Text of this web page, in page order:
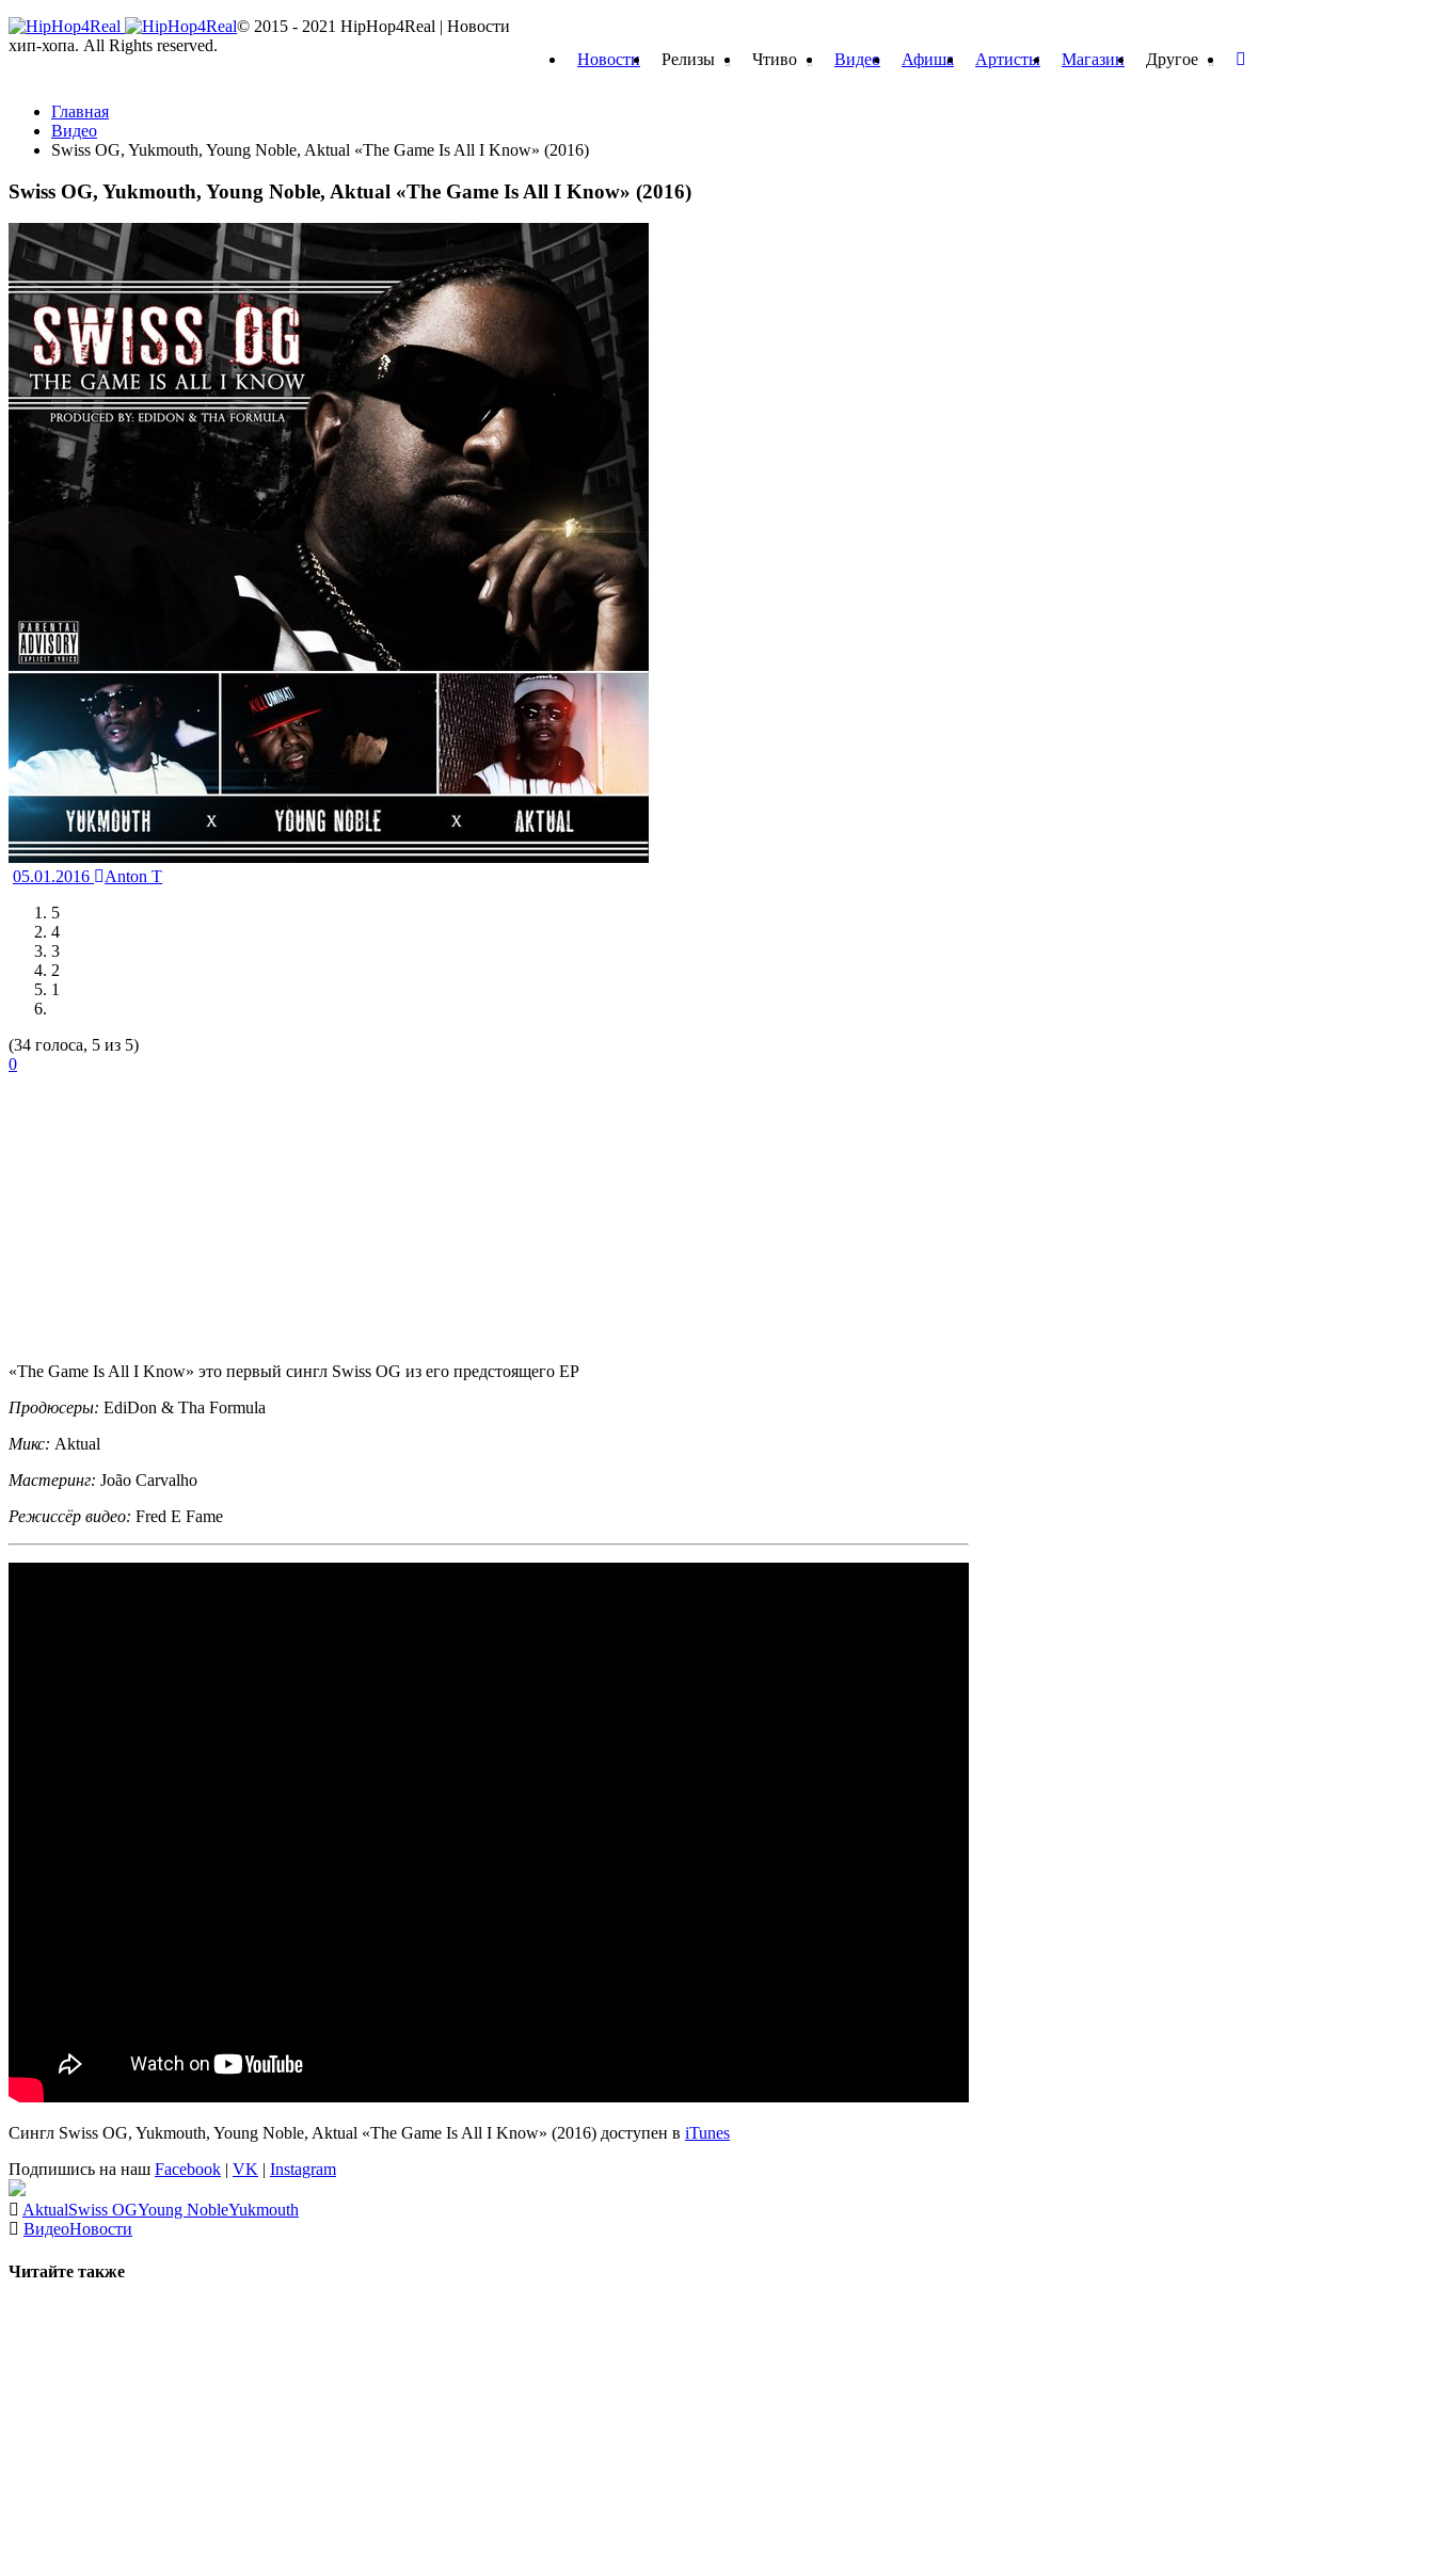
Новости Релизы Чтиво Видео Афиша Артисты Магазин Другое
Главная
Видео
Swiss OG, Yukmouth, Young Noble, Aktual «The Game Is All I Know» (2016)
Swiss OG, Yukmouth, Young Noble, Aktual «The Game Is All I Know» (2016)
05.01.2016
Anton T
5
4
3
2
1
(34 голоса, 5 из 5)
0
«The Game Is All I Know» это первый сингл Swiss OG из его предстоящего EP
Продюсеры: EdiDon & Tha Formula
Микс: Aktual
Мастеринг: João Carvalho
Режиссёр видео: Fred E Fame
Сингл Swiss OG, Yukmouth, Young Noble, Aktual «The Game Is All I Know» (2016) доступен в iTunes
Подпишись на наш Facebook | VK | Instagram
AktualSwiss OGYoung NobleYukmouth
ВидеоНовости
Читайте также
© 2015 - 2021 HipHop4Real | Новости
хип-хопа. All Rights reserved.